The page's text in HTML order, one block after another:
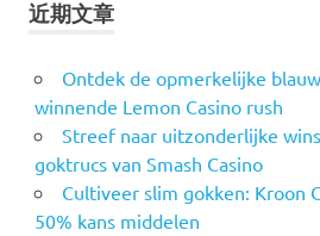
近期文章
Ontdek de opmerkelijke
winnende Lemon Casino rush
Streef naar uitzonderlijke
goktrucs van Smash Casino
Cultiveer slim gokken: Kroon
50% kans middelen